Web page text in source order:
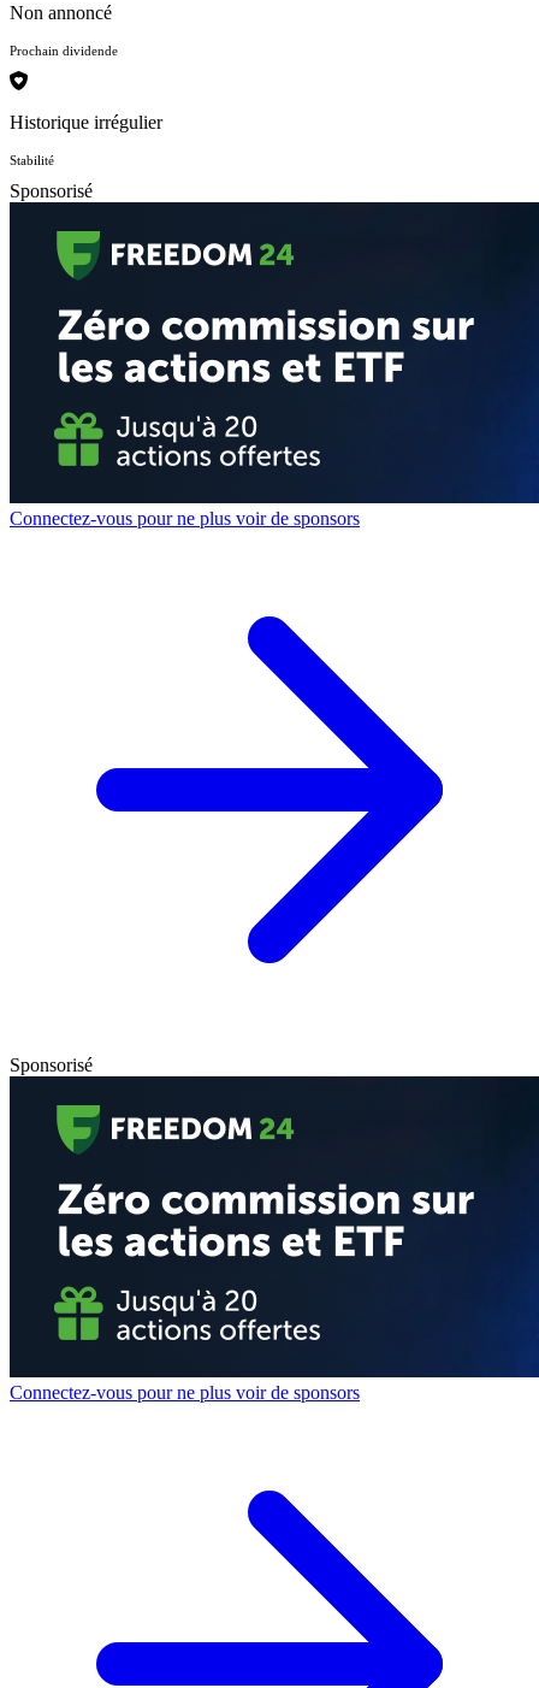
Non annoncé
Prochain dividende
Historique irrégulier
Stabilité
Sponsorisé
Connectez-vous pour ne plus voir de sponsors
Sponsorisé
Connectez-vous pour ne plus voir de sponsors